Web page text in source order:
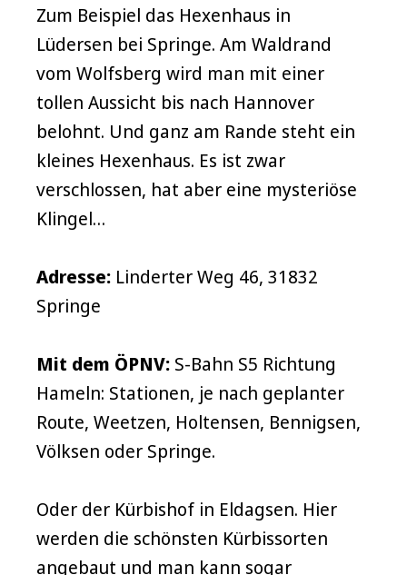
Zum Beispiel das Hexenhaus in
Lüdersen bei Springe. Am Waldrand
vom Wolfsberg wird man mit einer
tollen Aussicht bis nach Hannover
belohnt. Und ganz am Rande steht ein
kleines Hexenhaus. Es ist zwar
verschlossen, hat aber eine mysteriöse
Klingel…
Adresse: Linderter Weg 46, 31832
Springe
Mit dem ÖPNV: S-Bahn S5 Richtung
Hameln: Stationen, je nach geplanter
Route, Weetzen, Holtensen, Bennigsen,
Völksen oder Springe.
Oder der Kürbishof in Eldagsen. Hier
werden die schönsten Kürbissorten
angebaut und man kann sogar